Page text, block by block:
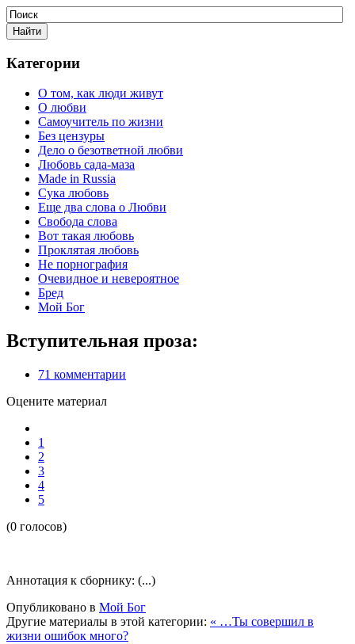
Категории
О том, как люди живут
О любви
Самоучитель по жизни
Без цензуры
Дело о безответной любви
Любовь сада-маза
Made in Russia
Сука любовь
Еще два слова о Любви
Свобода слова
Вот такая любовь
Проклятая любовь
Не порнография
Очевидное и невероятное
Бред
Мой Бог
Вступительная проза:
71 комментарии
Оцените материал
1
2
3
4
5
(0 голосов)
Аннотация к сборнику: (...)
Опубликовано в Мой Бог
Другие материалы в этой категории: « …Ты совершил в
жизни ошибок много?